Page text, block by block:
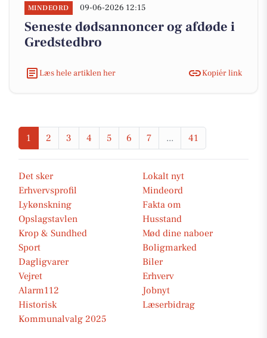
MINDEORD 09-06-2026 12:15
Seneste dødsannoncer og afdøde i
Gredstedbro
Læs hele artiklen her Kopiér link
1 2 3 4 5 6 7 ... 41
Det sker
Lokalt nyt
Erhvervsprofil
Mindeord
Lykønskning
Fakta om
Opslagstavlen
Husstand
Krop & Sundhed
Mød dine naboer
Sport
Boligmarked
Dagligvarer
Biler
Vejret
Erhverv
Alarm112
Jobnyt
Historisk
Læserbidrag
Kommunalvalg 2025